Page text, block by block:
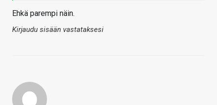
Ehkä parempi näin.
Kirjaudu sisään vastataksesi